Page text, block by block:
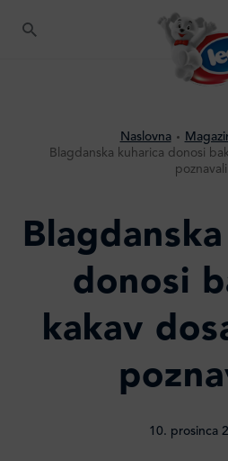
Naslovna
Blagdanska kuharica donosi
poznavali
donosi
kakav
10. prosinca